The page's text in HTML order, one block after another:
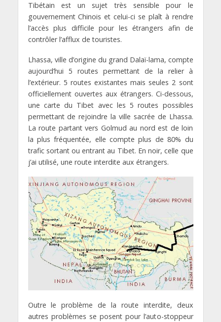
Tibétain est un sujet très sensible pour le
gouvernement Chinois et celui-ci se plaît à rendre
l’accès plus difficile pour les étrangers afin de
contrôler l’afflux de touristes.
Lhassa, ville d’origine du grand Dalaï-lama, compte
aujourd’hui 5 routes permettant de la relier à
l’extérieur. 5 routes existantes mais seules 2 sont
officiellement ouvertes aux étrangers. Ci-dessous,
une carte du Tibet avec les 5 routes possibles
permettant de rejoindre la ville sacrée de Lhassa.
La route partant vers Golmud au nord est de loin
la plus fréquentée, elle compte plus de 80% du
trafic sortant ou entrant au Tibet. En noir, celle que
j’ai utilisé, une route interdite aux étrangers.
Outre le problème de la route interdite, deux
autres problèmes se posent pour l’auto-stoppeur